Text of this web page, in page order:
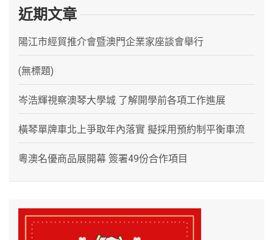
近期文章
陽江市經貿推介會暨澳門企業家座談會舉行
(無標題)
岑浩輝視察澳琴大學城 了解開學前各項工作進展
橫琴單牌車北上爭取年內落實 擬採用預約制平衡車流
粵澳名優商品展開幕 簽署49份合作項目